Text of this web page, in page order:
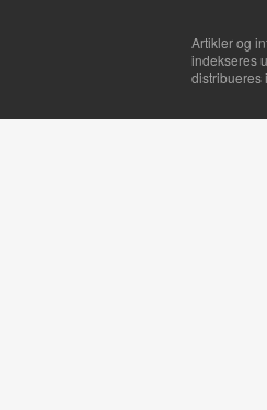
Artikler og
indekseres
distribueres